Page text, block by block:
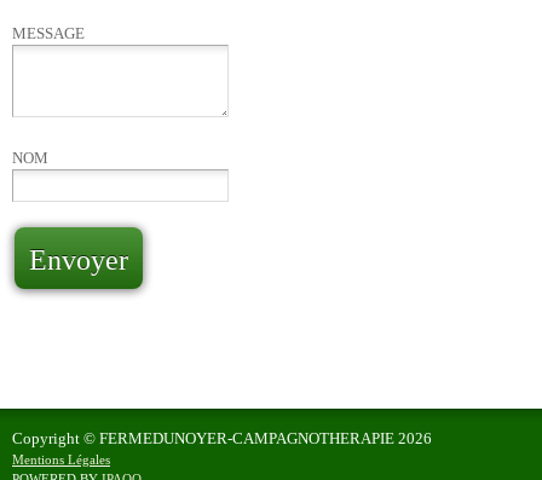
MESSAGE
NOM
Envoyer
Copyright © FERMEDUNOYER-CAMPAGNOTHERAPIE 2026
Mentions Légales